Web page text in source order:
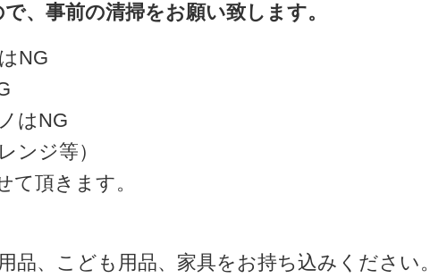
、事前の清掃をお願い致します。
NG
はNG
ンジ等）
頂きます。
、こども用品、家具をお持ち込みください。